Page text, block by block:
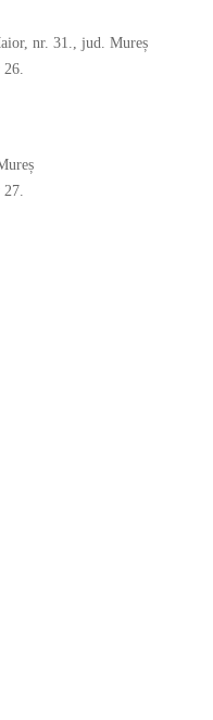
nr. 31., jud. Mureș
26.
27.